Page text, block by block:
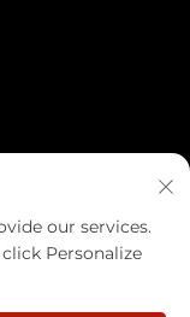
Machine
our services.
Personalize